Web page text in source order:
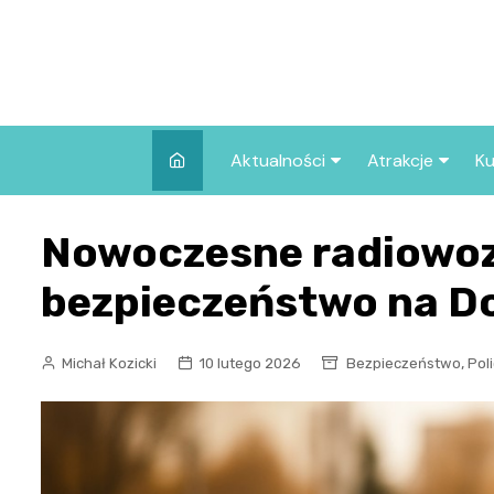
Aktualności
Wszystkie wpisy
Atrakcje
we Wrocławiu
Co warto
Wrocławiu?
Nowoczesne
bezpieczeństwo na
Michał Kozicki 10 lutego 2026 Bezpieczeństwo,